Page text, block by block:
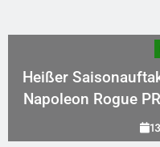
Design: Der
exklusiven